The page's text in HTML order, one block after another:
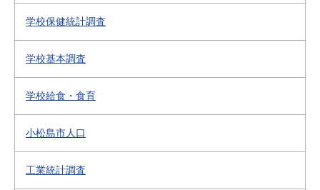
学校保健統計調査
学校基本調査
学校給食・食育
小松島市人口
工業統計調査